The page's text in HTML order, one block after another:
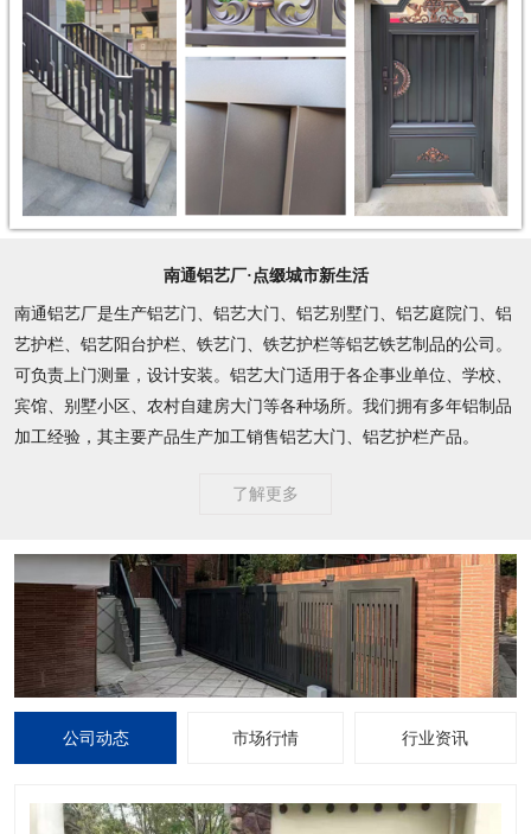
南通铝艺厂·点缀城市新生活
南通铝艺厂是生产铝艺门、铝艺大门、铝艺别墅门、铝艺庭院门、铝
艺护栏、铝艺阳台护栏、铁艺门、铁艺护栏等铝艺铁艺制品的公司。
可负责上门测量，设计安装。铝艺大门适用于各企事业单位、学校、
宾馆、别墅小区、农村自建房大门等各种场所。我们拥有多年铝制品
加工经验，其主要产品生产加工销售铝艺大门、铝艺护栏产品。
了解更多
公司动态 市场行情 行业资讯